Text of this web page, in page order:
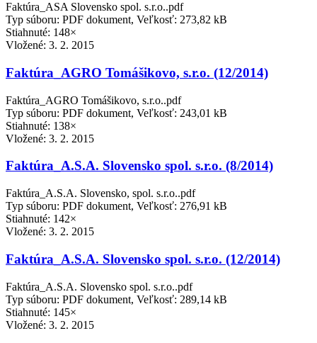
Faktúra_ASA Slovensko spol. s.r.o..pdf
Typ súboru: PDF dokument, Veľkosť: 273,82 kB
Stiahnuté: 148×
Vložené: 3. 2. 2015
Faktúra_AGRO Tomášikovo, s.r.o. (12/2014)
Faktúra_AGRO Tomášikovo, s.r.o..pdf
Typ súboru: PDF dokument, Veľkosť: 243,01 kB
Stiahnuté: 138×
Vložené: 3. 2. 2015
Faktúra_A.S.A. Slovensko spol. s.r.o. (8/2014)
Faktúra_A.S.A. Slovensko, spol. s.r.o..pdf
Typ súboru: PDF dokument, Veľkosť: 276,91 kB
Stiahnuté: 142×
Vložené: 3. 2. 2015
Faktúra_A.S.A. Slovensko spol. s.r.o. (12/2014)
Faktúra_A.S.A. Slovensko spol. s.r.o..pdf
Typ súboru: PDF dokument, Veľkosť: 289,14 kB
Stiahnuté: 145×
Vložené: 3. 2. 2015